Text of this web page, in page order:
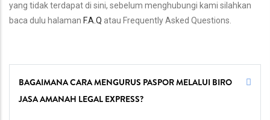
yang tidak terdapat di sini, sebelum menghubungi kami silahkan
baca dulu halaman F.A.Q atau Frequently Asked Questions.
BAGAIMANA CARA MENGURUS PASPOR MELALUI BIRO
JASA AMANAH LEGAL EXPRESS?